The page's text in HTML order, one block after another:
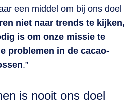
een middel om bij ons doel
niet naar trends te kijken,
is om onze missie te
problemen in de cacao-
.”
is nooit ons doel